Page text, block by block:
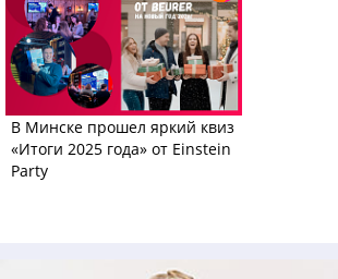
В Минске прошел яркий квиз
«Итоги 2025 года» от Einstein
Party